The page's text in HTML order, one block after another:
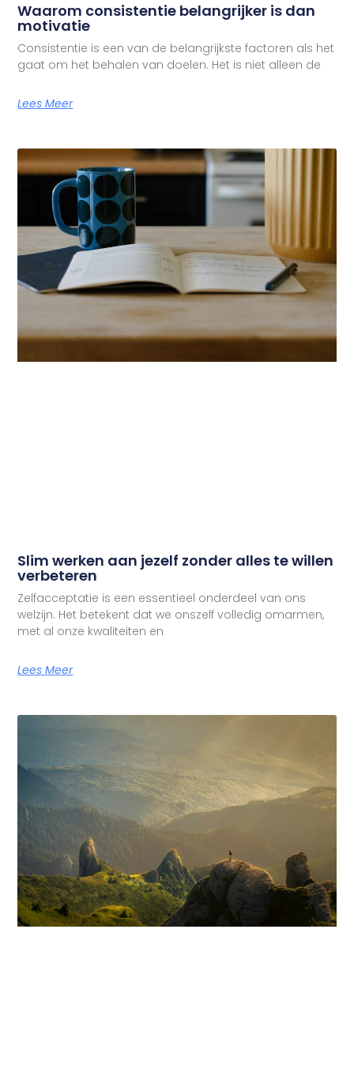
Waarom consistentie belangrijker is dan
motivatie
Consistentie is een van de belangrijkste factoren als het
gaat om het behalen van doelen. Het is niet alleen de
Lees Meer
Slim werken aan jezelf zonder alles te willen
verbeteren
Zelfacceptatie is een essentieel onderdeel van ons
welzijn. Het betekent dat we onszelf volledig omarmen,
met al onze kwaliteiten en
Lees Meer